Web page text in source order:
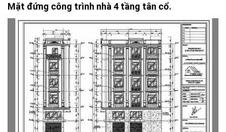
Mặt đứng công trình nhà 4 tầng tân cổ.